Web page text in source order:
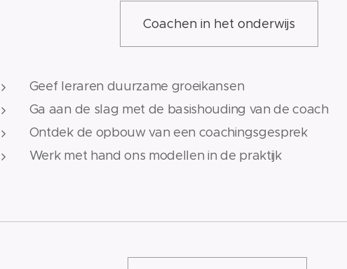
Coachen in het onderwijs
Geef leraren duurzame groeikansen
Ga aan de slag met de basishouding van de coach
Ontdek de opbouw van een coachingsgesprek
Werk met hand ons modellen in de praktijk